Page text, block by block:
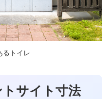
るトイレ
サイト寸法